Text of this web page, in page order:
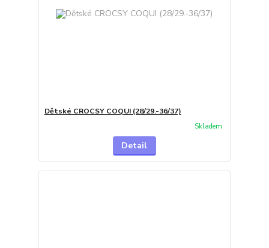
Dětské CROCSY COQUI (28/29.-36/37)
Skladem
Detail